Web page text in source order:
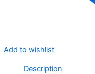
Add to wishlist
Description